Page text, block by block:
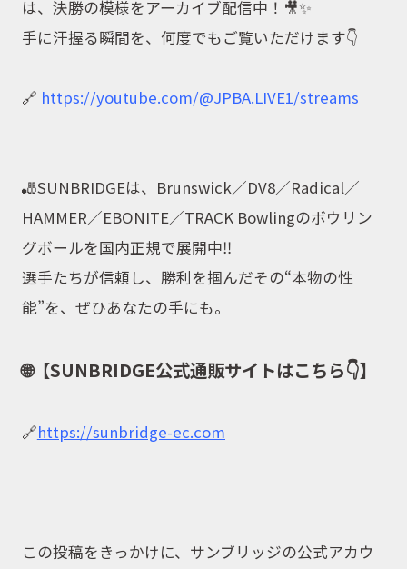
は、決勝の模様をアーカイブ配信中！🎥✨
手に汗握る瞬間を、何度でもご覧いただけます👇
🔗 https://youtube.com/@JPBA.LIVE1/streams
🎳SUNBRIDGEは、Brunswick／DV8／Radical／
HAMMER／EBONITE／TRACK Bowlingのボウリン
グボールを国内正規で展開中‼️
選手たちが信頼し、勝利を掴んだその“本物の性
能”を、ぜひあなたの手にも。
🌐【SUNBRIDGE公式通販サイトはこちら👇】
🔗https://sunbridge-ec.com
この投稿をきっかけに、サンブリッジの公式アカウ